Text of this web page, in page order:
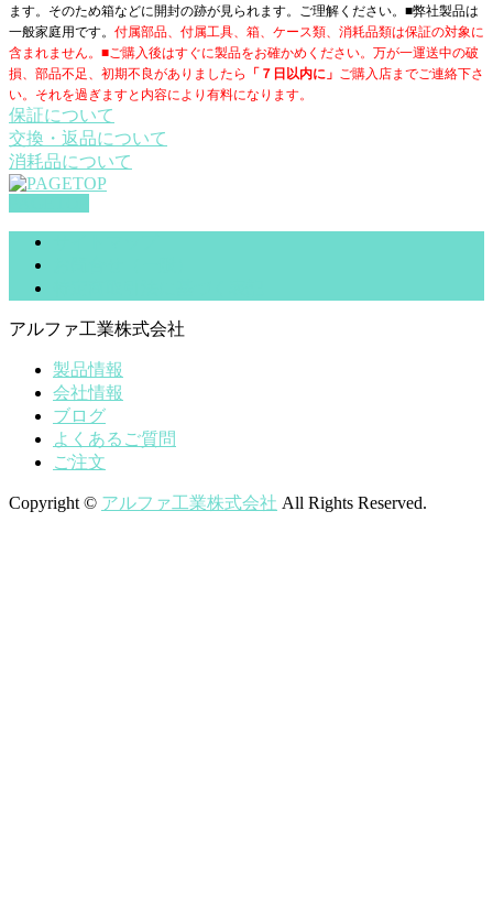
ます。そのため箱などに開封の跡が見られます。ご理解ください。■弊社製品は
一般家庭用です。 付属部品、付属工具、箱、ケース類、消耗品類は保証の対象に
含まれません。■ご購入後はすぐに製品をお確かめください。万が一運送中の破
損、部品不足、初期不良がありましたら
「７日以内に」 ご購入店までご連絡下さ
い。それを過ぎますと内容により有料になります。
保証について
交換・返品について
消耗品について
アルファ工業株式会社
製品情報
会社情報
ブログ
よくあるご質問
ご注文
Copyright © アルファ工業株式会社 All Rights Reserved.